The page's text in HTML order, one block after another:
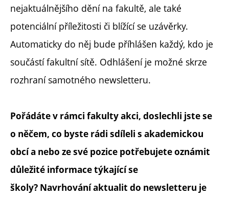
nejaktuálnějšího dění na fakultě, ale také
potenciální příležitosti či blížící se uzávěrky.
Automaticky do něj bude příhlášen každý, kdo je
součástí fakultní sítě. Odhlášení je možné skrze
rozhraní samotného newsletteru.
Pořádáte v rámci fakulty akci, doslechli jste se
o něčem, co byste rádi sdíleli s akademickou
obcí a nebo ze své pozice potřebujete oznámit
důležité informace týkající se
školy? Navrhování aktualit do newsletteru je